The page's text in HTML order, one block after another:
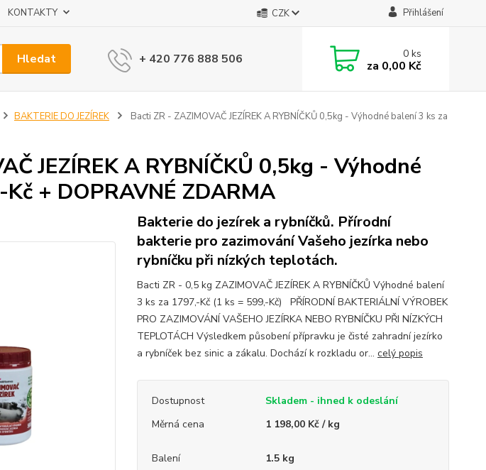
KONTAKTY CZK Přihlášení
Hledat + 420 776 888 506 0ks
za 0,00 Kč
BAKTERIE DO JEZÍREK
Bacti ZR - ZAZIMOVAČ JEZÍREK A RYBNÍČKŮ 0,5kg - Výhodné balení 3 ks za
JEZÍREK A RYBNÍČKŮ 0,5kg - Výhodné
+ DOPRAVNÉ ZDARMA
Bakterie do jezírek a rybníčků. Přírodní
bakterie pro zazimování Vašeho jezírka nebo
rybníčku při nízkých teplotách.
Bacti ZR - 0,5 kg ZAZIMOVAČ JEZÍREK A RYBNÍČKŮ Výhodné balení
3 ks za 1797,-Kč (1 ks = 599,-Kč) PŘÍRODNÍ BAKTERIÁLNÍ VÝROBEK
PRO ZAZIMOVÁNÍ VAŠEHO JEZÍRKA NEBO RYBNÍČKU PŘI NÍZKÝCH
TEPLOTÁCH Výsledkem působení přípravku je čisté zahradní jezírko
a rybníček bez sinic a zákalu. Dochází k rozkladu or... celý popis
Dostupnost
Skladem - ihned k odeslání
Měrná cena
1 198,00 Kč / kg
Balení 1.5 kg